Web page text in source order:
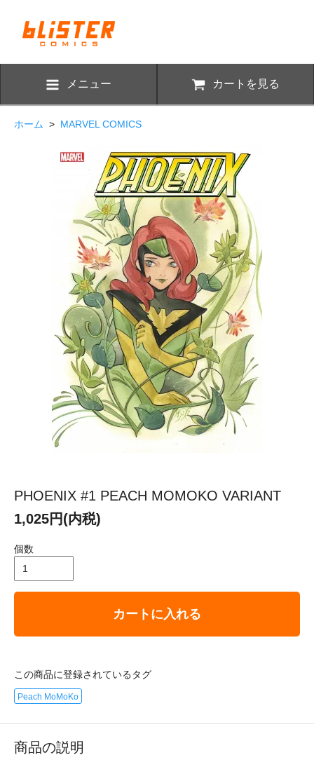
メニュー カートを見る
ホーム > MARVEL COMICS
PHOENIX #1 PEACH MOMOKO VARIANT
1,025円(内税)
個数
カートに入れる
この商品に登録されているタグ
Peach MoMoKo
商品の説明